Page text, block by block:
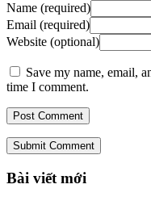
Name (required)
Email (required)
Website (optional)
Save my name, email,
time I comment.
Submit Comment
Bài viết mới